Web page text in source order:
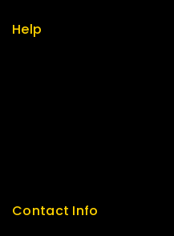
Help
Contact Info